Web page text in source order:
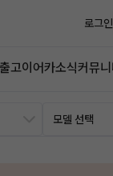
로그인
고이어카소식커뮤니